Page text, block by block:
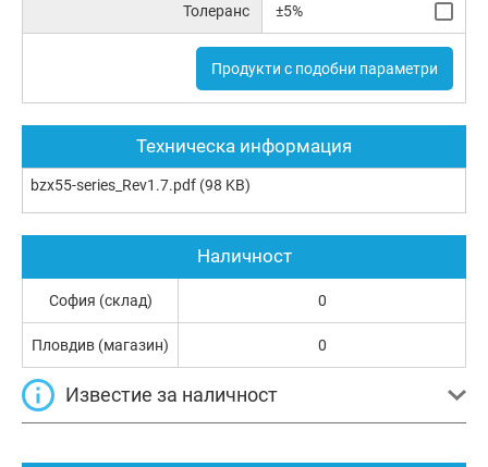
Толеранс ±5%
Продукти с подобни параметри
Техническа информация
bzx55-series_Rev1.7.pdf (98 KB)
Наличност
София (склад) 0
Пловдив (магазин) 0
Известие за наличност